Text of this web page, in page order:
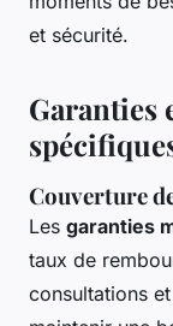
et sécurité.
Garanties
Couverture
Les garanties
taux de
consultations